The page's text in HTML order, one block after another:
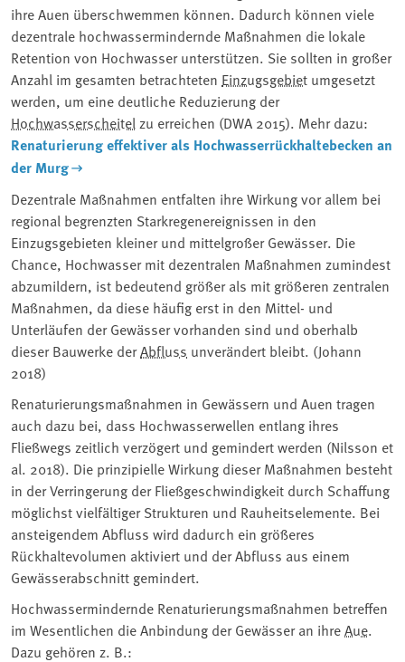
ihre Auen überschwemmen können. Dadurch können viele
dezentrale hochwassermindernde Maßnahmen die lokale
Retention von Hochwasser unterstützen. Sie sollten in großer
Anzahl im gesamten betrachteten Einzugsgebiet umgesetzt
werden, um eine deutliche Reduzierung der
Hochwasserscheitel zu erreichen (DWA 2015). Mehr dazu:
Renaturierung effektiver als Hochwasserrückhaltebecken an
der Murg
Dezentrale Maßnahmen entfalten ihre Wirkung vor allem bei
regional begrenzten Starkregenereignissen in den
Einzugsgebieten kleiner und mittelgroßer Gewässer. Die
Chance, Hochwasser mit dezentralen Maßnahmen zumindest
abzumildern, ist bedeutend größer als mit größeren zentralen
Maßnahmen, da diese häufig erst in den Mittel- und
Unterläufen der Gewässer vorhanden sind und oberhalb
dieser Bauwerke derAbfluss unverändert bleibt. (Johann
2018)
Renaturierungsmaßnahmen in Gewässern und Auen tragen
auch dazu bei, dass Hochwasserwellen entlang ihres
Fließwegs zeitlich verzögert und gemindert werden (Nilsson et
al. 2018). Die prinzipielle Wirkung dieser Maßnahmen besteht
in der Verringerung der Fließgeschwindigkeit durch Schaffung
möglichst vielfältiger Strukturen und Rauheitselemente. Bei
ansteigendem Abfluss wird dadurch ein größeres
Rückhaltevolumen aktiviert und der Abfluss aus einem
Gewässerabschnitt gemindert.
Hochwassermindernde Renaturierungsmaßnahmen betreffen
im Wesentlichen die Anbindung der Gewässer an ihreAue.
Dazu gehören z. B.: